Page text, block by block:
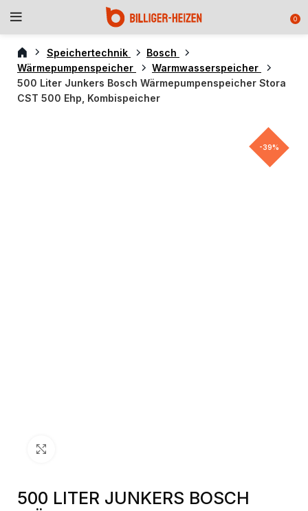
0
Speichertechnik
Bosch
Wärmepumpenspeicher
Warmwasserspeicher
500 Liter Junkers Bosch Wärmepumpenspeicher Stora
CST 500 Ehp, Kombispeicher
-39%
500 LITER JUNKERS BOSCH